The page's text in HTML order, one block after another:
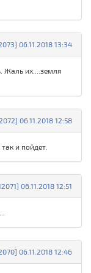
06.11.2018 13:34
Жаль их....земля
06.11.2018 12:58
и пойдет.
06.11.2018 12:51
06.11.2018 12:46